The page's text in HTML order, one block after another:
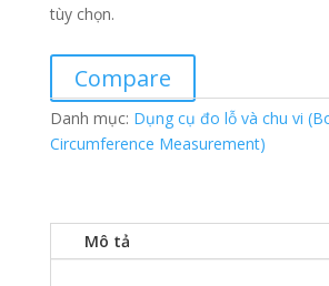
tùy chọn.
Compare
Danh mục: Dụng cụ đo lỗ và chu vi
Circumference Measurement)
Mô tả